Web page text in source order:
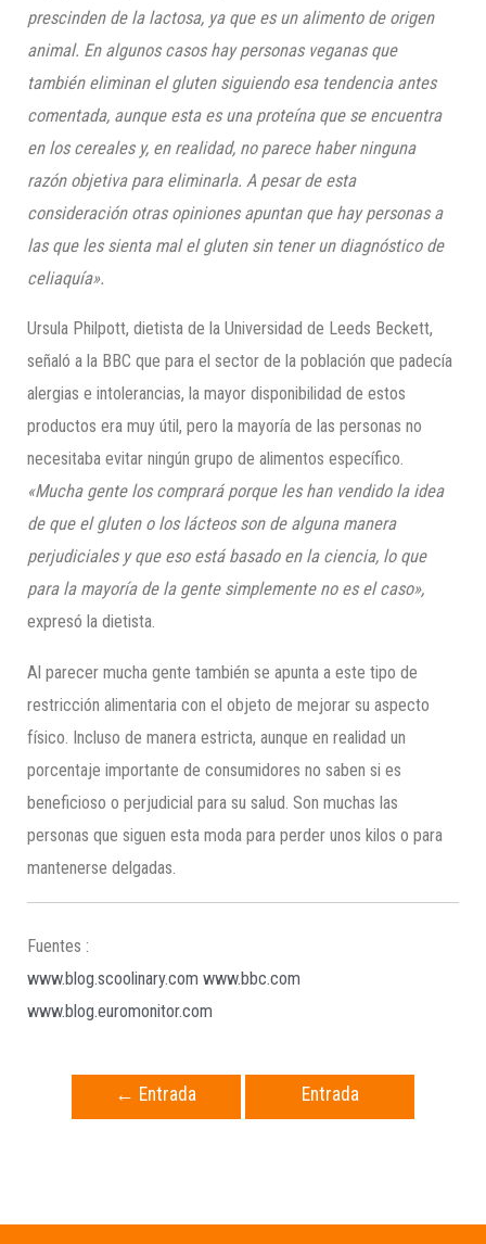
prescinden de la lactosa, ya que es un alimento de origen
animal. En algunos casos hay personas veganas que
también eliminan el gluten siguiendo esa tendencia antes
comentada, aunque esta es una proteína que se encuentra
en los cereales y, en realidad, no parece haber ninguna
razón objetiva para eliminarla. A pesar de esta
consideración otras opiniones apuntan que hay personas a
las que les sienta mal el gluten sin tener un diagnóstico de
celiaquía».
Ursula Philpott, dietista de la Universidad de Leeds Beckett,
señaló a la BBC que para el sector de la población que padecía
alergias e intolerancias, la mayor disponibilidad de estos
productos era muy útil, pero la mayoría de las personas no
necesitaba evitar ningún grupo de alimentos específico.
«Mucha gente los comprará porque les han vendido la idea
de que el gluten o los lácteos son de alguna manera
perjudiciales y que eso está basado en la ciencia, lo que
para la mayoría de la gente simplemente no es el caso»,
expresó la dietista.
Al parecer mucha gente también se apunta a este tipo de
restricción alimentaria con el objeto de mejorar su aspecto
físico. Incluso de manera estricta, aunque en realidad un
porcentaje importante de consumidores no saben si es
beneficioso o perjudicial para su salud. Son muchas las
personas que siguen esta moda para perder unos kilos o para
mantenerse delgadas.
Fuentes :
www.blog.scoolinary.com www.bbc.com
www.blog.euromonitor.com
← Entrada
Entrada